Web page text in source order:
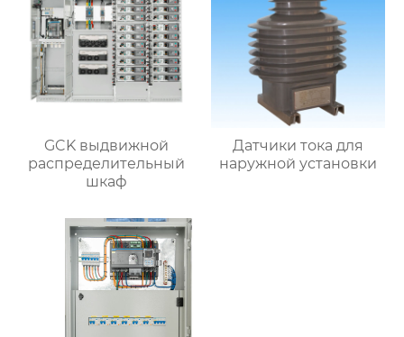
GCK выдвижной
распределительный
шкаф
Датчики тока для
наружной установки